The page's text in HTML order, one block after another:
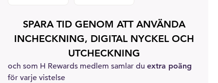
SPARA TID GENOM ATT ANVÄNDA
INCHECKNING, DIGITAL NYCKEL OCH
UTCHECKNING
och som H Rewards medlem samlar du extra poäng
för varje vistelse